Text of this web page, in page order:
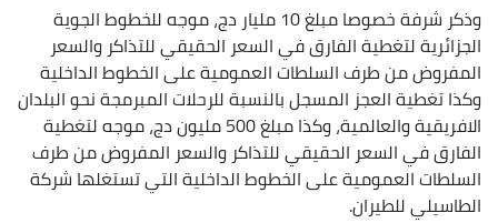
وذكر شرفة خصوصا مبلغ 10 مليار دج، موجه للخطوط الجوية
الجزائرية لتغطية الفارق في السعر الحقيقي للتذاكر والسعر
المفروض من طرف السلطات العمومية على الخطوط الداخلية
وكذا تغطية العجز المسجل بالنسبة للرحلات المبرمجة نحو البلدان
الافريقية والعالمية، وكذا مبلغ 500 مليون دج، موجه لتغطية
الفارق في السعر الحقيقي للتذاكر والسعر المفروض من طرف
السلطات العمومية على الخطوط الداخلية التي تستغلها شركة
الطاسيلي للطيران.